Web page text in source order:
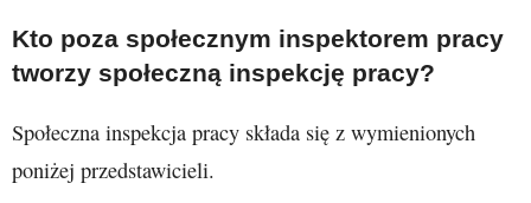
Kto poza społecznym inspektorem pracy
tworzy społeczną inspekcję pracy?
Społeczna inspekcja pracy składa się z wymienionych
poniżej przedstawicieli.